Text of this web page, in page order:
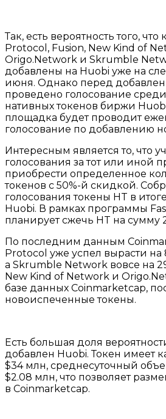
Так, есть вероятность того,
Protocol, Fusion, New Kind of
Origo.Network и Skrumble
добавлены на Huobi уже на
июня. Однако перед
проведено голосование
нативных токенов биржи
площадка будет проводит
голосование по добавлению
Интересным является то, что
голосования за тот или иной
приобрести определенное
токенов с 50%-й скидкой.
голосования токены HT в
Huobi. В рамках программы
планирует сжечь HT на сумму
По последним данным
Protocol уже успел вырасти на
а Skrumble Network вовсе на
New Kind of Network и
базе данных Coinmarketcap,
новоиспеченные токены.
Есть большая доля
добавлен Huobi. Токен имеет
$34 млн, среднесуточный
$2.08 млн, что позволяет
в Coinmarketcap.